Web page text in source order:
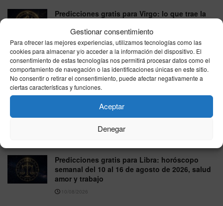
Gestionar consentimiento
Para ofrecer las mejores experiencias, utilizamos tecnologías como las
cookies para almacenar y/o acceder a la información del dispositivo. El
consentimiento de estas tecnologías nos permitirá procesar datos como el
comportamiento de navegación o las identificaciones únicas en este sitio.
No consentir o retirar el consentimiento, puede afectar negativamente a
ciertas características y funciones.
Aceptar
Denegar
Predicciones gratis para Virgo: lo que trae la
salud, amor y trabajo
10/08/2026
Predicciones gratis para Escorpio: horóscopo
semanal del 10 al 16 de agosto de 2026, salud,
amor y trabajo
10/08/2026
Predicciones gratis para Géminis: salud, amor
y trabajo del 10 al 16 de agosto de 2026
Predicciones gratis para Libra: horóscopo
semanal del 10 al 16 de agosto de 2026, salud
amor y trabajo
10/08/2026